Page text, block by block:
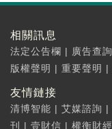
相關訊息
法定公告欄 | 廣告查詢
版權聲明 | 重要聲明 |
友情鏈接
清博智能 | 艾媒諮詢 |
刊
| 壹財信 | 權衡財經